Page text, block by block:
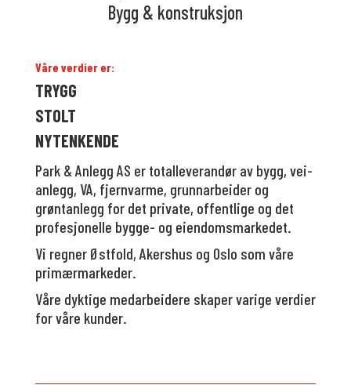
Bygg & konstruksjon
Våre verdier er:
TRYGG
STOLT
NYTENKENDE
Park & Anlegg AS er totalleverandør av bygg, vei-
anlegg, VA, fjernvarme, grunnarbeider og
grøntanlegg for det private, offentlige og det
profesjonelle bygge- og eiendomsmarkedet.
Vi regner Østfold, Akershus og Oslo som våre
primærmarkeder.
Våre dyktige medarbeidere skaper varige verdier
for våre kunder.